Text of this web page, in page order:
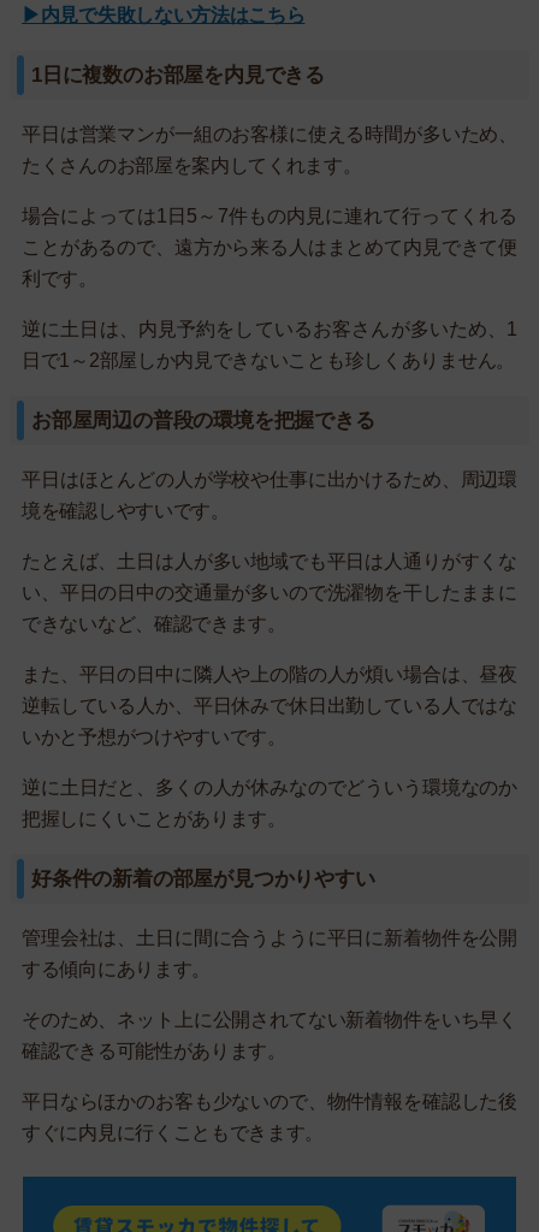
▶内見で失敗しない方法はこちら
1日に複数のお部屋を内見できる
平日は営業マンが一組のお客様に使える時間が多いため、
たくさんのお部屋を案内してくれます。
場合によっては1日5～7件もの内見に連れて行ってくれる
ことがあるので、遠方から来る人はまとめて内見できて便
利です。
逆に土日は、内見予約をしているお客さんが多いため、1
日で1～2部屋しか内見できないことも珍しくありません。
お部屋周辺の普段の環境を把握できる
平日はほとんどの人が学校や仕事に出かけるため、周辺環
境を確認しやすいです。
たとえば、土日は人が多い地域でも平日は人通りがすくな
い、平日の日中の交通量が多いので洗濯物を干したままに
できないなど、確認できます。
また、平日の日中に隣人や上の階の人が煩い場合は、昼夜
逆転している人か、平日休みで休日出勤している人ではな
いかと予想がつけやすいです。
逆に土日だと、多くの人が休みなのでどういう環境なのか
把握しにくいことがあります。
好条件の新着の部屋が見つかりやすい
管理会社は、土日に間に合うように平日に新着物件を公開
する傾向にあります。
そのため、ネット上に公開されてない新着物件をいち早く
確認できる可能性があります。
平日ならほかのお客も少ないので、物件情報を確認した後
すぐに内見に行くこともできます。